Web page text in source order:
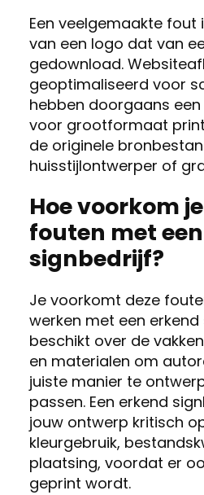
Een veelgemaakte fout
van een logo dat van
gedownload.
geoptimaliseerd voor
hebben doorgaans
voor grootformaat
de originele
huisstijlontwerper of
Hoe voorkom
fouten met
signbedrijf?
Je voorkomt deze
werken met een
beschikt over de
en materialen om
juiste manier te
passen. Een erkend
jouw ontwerp kritisch
kleurgebruik,
plaatsing, voordat er
geprint wordt.